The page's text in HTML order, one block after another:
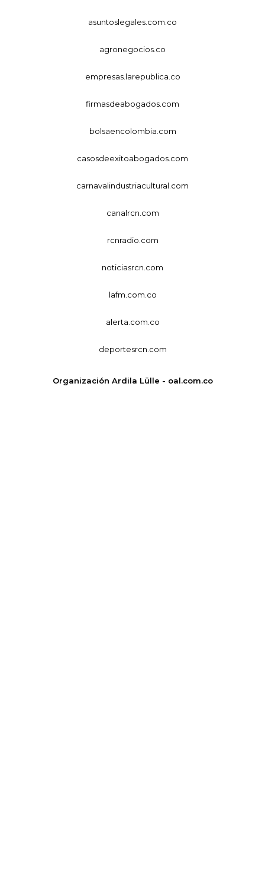
asuntoslegales.com.co
agronegocios.co
empresas.larepublica.co
firmasdeabogados.com
bolsaencolombia.com
casosdeexitoabogados.com
carnavalindustriacultural.com
canalrcn.com
rcnradio.com
noticiasrcn.com
lafm.com.co
alerta.com.co
deportesrcn.com
Organización Ardila Lülle - oal.com.co